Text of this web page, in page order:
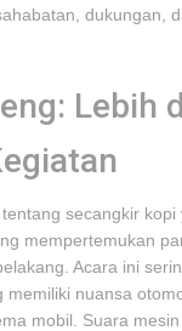
dukungan,
Lebih
secangkir kopi
mempertemukan
Acara ini
memiliki nuansa
mobil. Suara